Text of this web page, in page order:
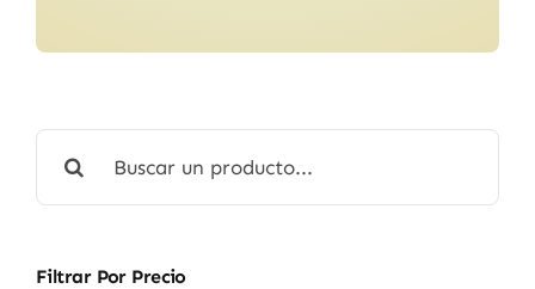
Filtrar Por Precio